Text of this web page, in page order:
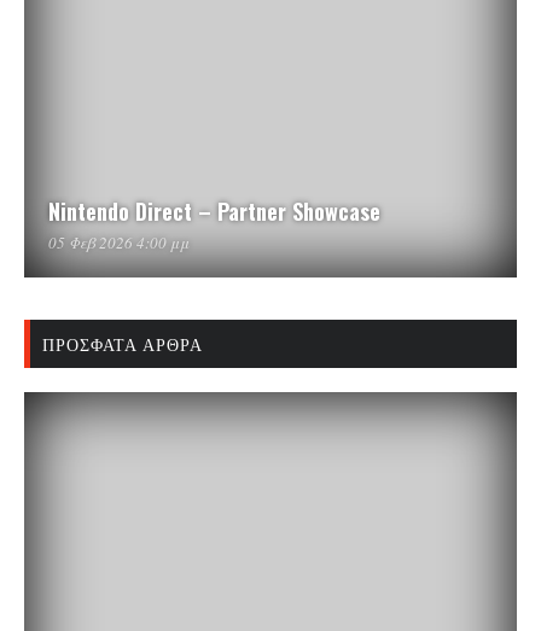
Nintendo Direct – Partner Showcase
05 Φεβ 2026 4:00 μμ
ΠΡΌΣΦΑΤΑ ΆΡΘΡΑ